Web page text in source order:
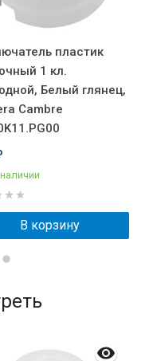
пластик
1 кл.
Белый глянец,
Cambre
В корзину